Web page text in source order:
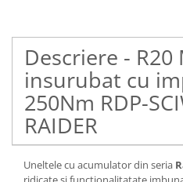
Descriere - R20
insurubat cu
250Nm RDP-
RAIDER
Uneltele cu acumulator din seria